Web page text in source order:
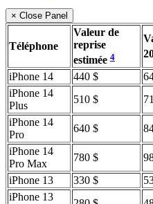
× Close Panel
Téléphone
Valeur de
reprise
estimée 4
iPhone 14 440 $
iPhone 14
Plus
510 $
iPhone 14
Pro
640 $
iPhone 14
Pro Max
780 $
iPhone 13
330 $
iPhone 13